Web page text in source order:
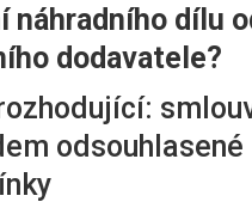
náhradního dílu
dodavatele?
odsouhlasené